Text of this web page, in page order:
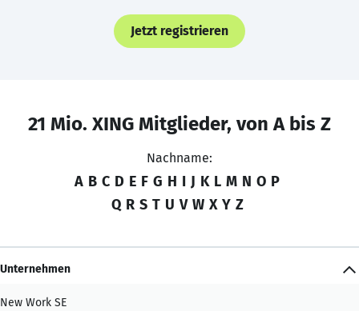
Jetzt registrieren
21 Mio. XING Mitglieder, von A bis Z
Nachname:
A B C D E F G H I J K L M N O P
Q R S T U V W X Y Z
Unternehmen
New Work SE